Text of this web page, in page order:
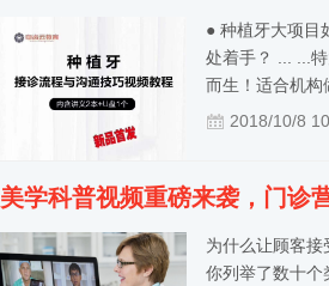
● 种植牙大项目
处着手？ ... ...
而生！适合机
2018/10/8
美学科普视频重磅来袭，门诊
为什么让顾客
你列举了数十个